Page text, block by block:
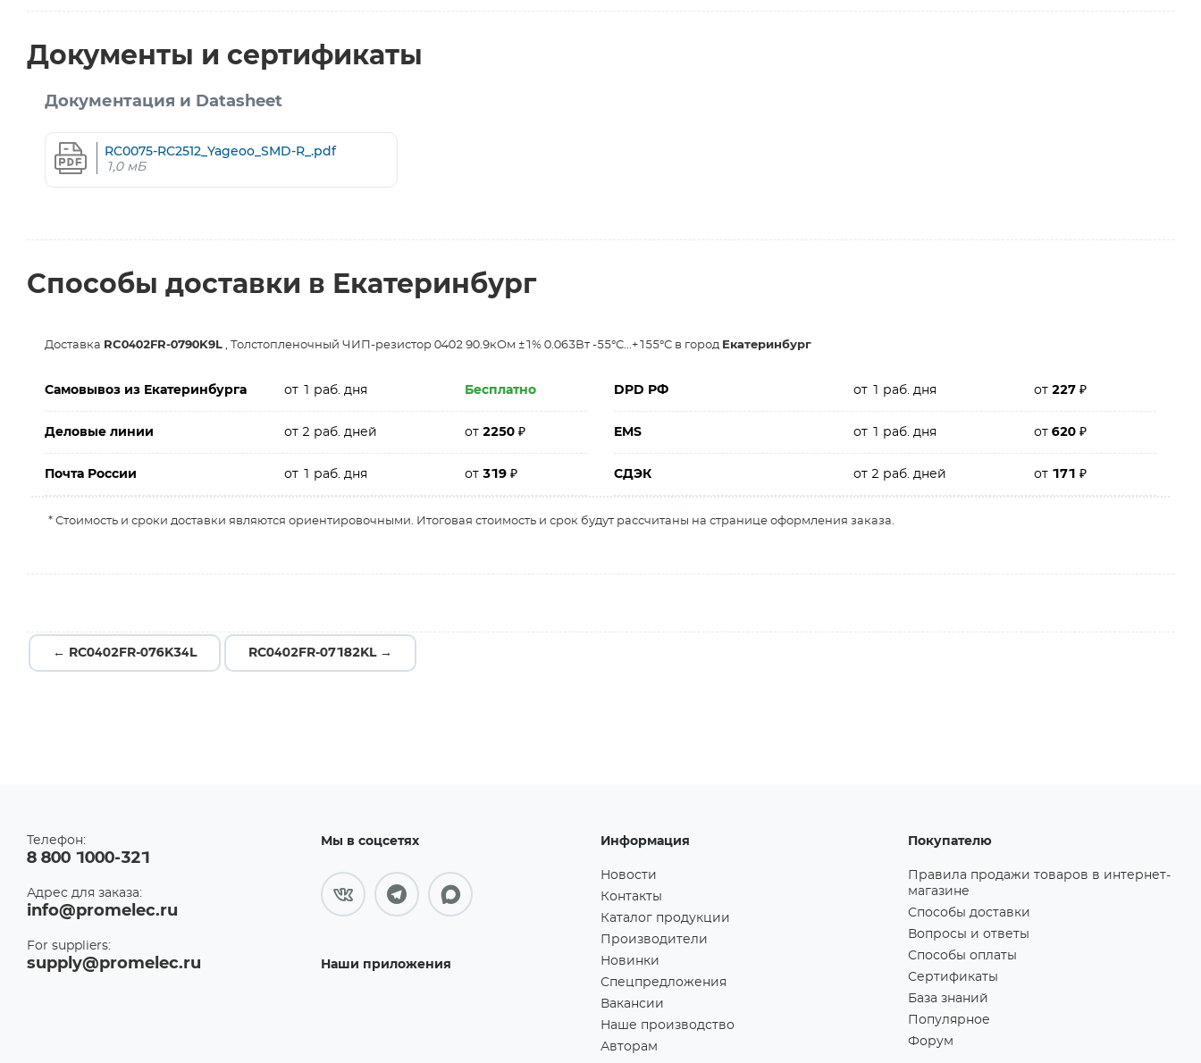
Документы и сертификаты
Документация и Datasheet
RC0075-RC2512_Yageoo_SMD-R_.pdf
1,0 мБ
Способы доставки в Екатеринбург
Доставка RC0402FR-0790K9L , Толстопленочный ЧИП-резистор 0402 90.9кОм ±1% 0.063Вт -55°С...+155°С в город Екатеринбург
Самовывоз из Екатеринбурга от 1 раб. дня Бесплатно DPD РФ от 1 раб. дня от227₽
Деловые линии от 2 раб. дней от2250₽ EMS от 1 раб. дня от620₽
Почта России от 1 раб. дня от319₽ СДЭК от 2 раб. дней от 171₽
* Стоимость и сроки доставки являются ориентировочными. Итоговая стоимость и срок будут рассчитаны на странице оформления заказа.
← RC0402FR-076K34L RC0402FR-07182KL →
Телефон:
8 800 1000-321
Адрес для заказа:
info@promelec.ru
For suppliers:
supply@promelec.ru
Мы в соцсетях
Наши приложения
Информация
Новости
Контакты
Каталог продукции
Производители
Новинки
Спецпредложения
Вакансии
Наше производство
Авторам
Покупателю
Правила продажи товаров в интернет-
магазине
Способы доставки
Вопросы и ответы
Способы оплаты
Сертификаты
База знаний
Популярное
Форум